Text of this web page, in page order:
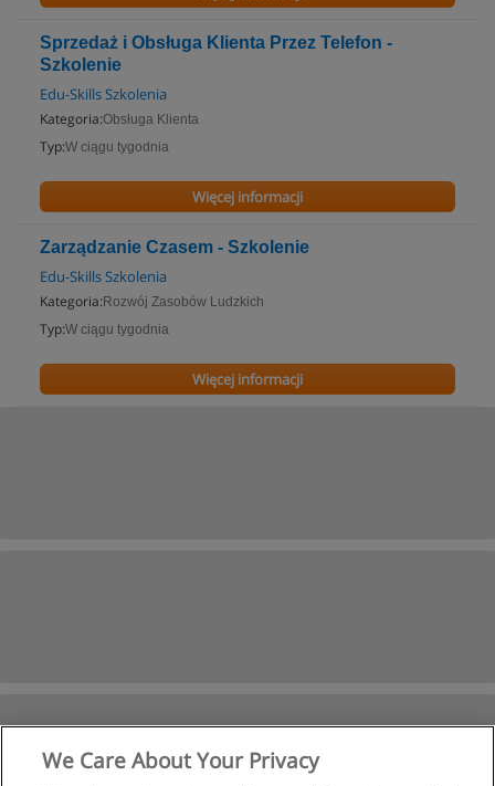
Sprzedaż i Obsługa Klienta Przez Telefon -
Szkolenie
Edu-Skills Szkolenia
Kategoria:Obsługa Klienta
Typ:W ciągu tygodnia
Więcej informacji
Zarządzanie Czasem - Szkolenie
Edu-Skills Szkolenia
Kategoria: Rozwój Zasobów Ludzkich
Typ:W ciągu tygodnia
Więcej informacji
We Care About Your Privacy